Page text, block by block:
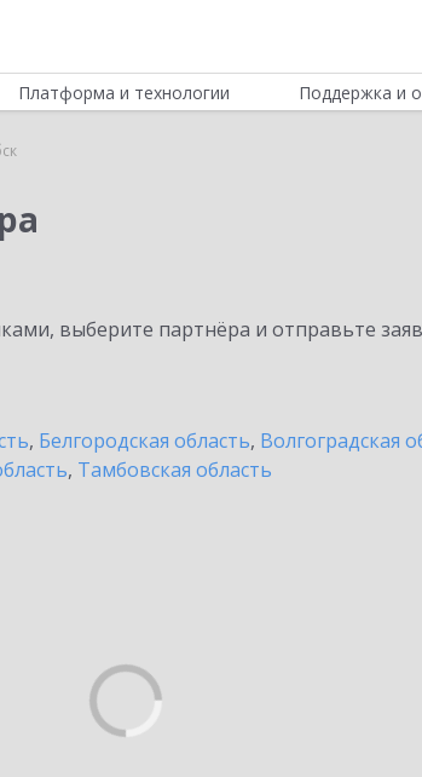
Платформа и технологии Поддержка и
выберите партнёра и отправьте
, Белгородская область, Волгоградская
, Тамбовская область